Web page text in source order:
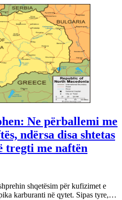
Ne përballemi me
ndërsa disa shtetas
tregti me naftën
shqetësim për kufizimet e
karburanti në qytet. Sipas tyre,…